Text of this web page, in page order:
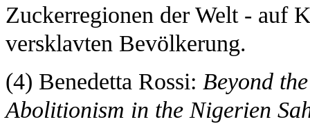
Zuckerregionen der Welt - auf
versklavten Bevölkerung.
(4) Benedetta Rossi: Beyond
Abolitionism in the Nigerien